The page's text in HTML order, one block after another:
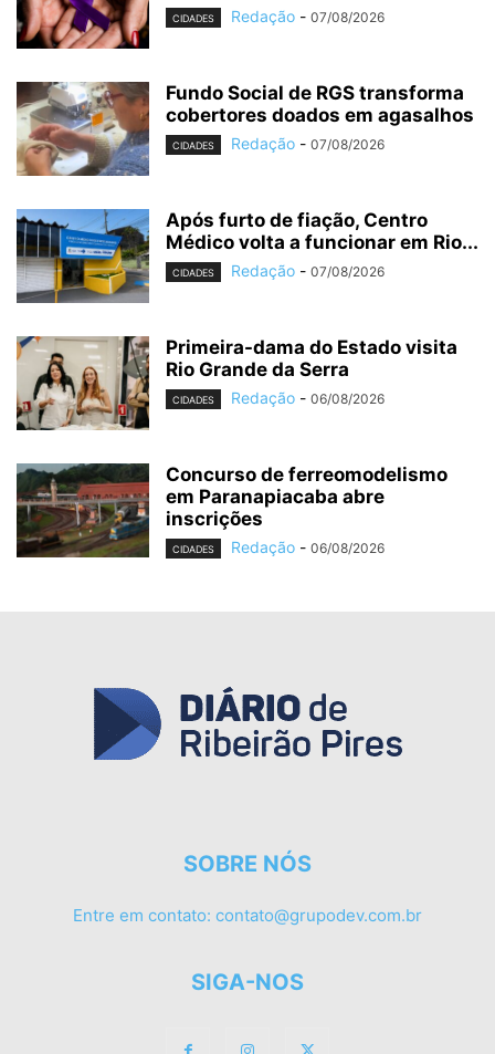
CIDADES Redação - 07/08/2026
Fundo Social de RGS transforma
cobertores doados em agasalhos
CIDADES Redação - 07/08/2026
Após furto de fiação, Centro
Médico volta a funcionar em Rio...
CIDADES Redação - 07/08/2026
Primeira-dama do Estado visita
Rio Grande da Serra
CIDADES Redação - 06/08/2026
Concurso de ferreomodelismo
em Paranapiacaba abre
inscrições
CIDADES Redação - 06/08/2026
SOBRE NÓS
Entre em contato: contato@grupodev.com.br
SIGA-NOS